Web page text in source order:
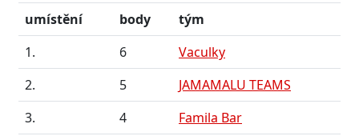
umístění
body
tým
1.
6
Vaculky
2.
5
JAMAMALU TEAMS
3.
4 Famila Bar